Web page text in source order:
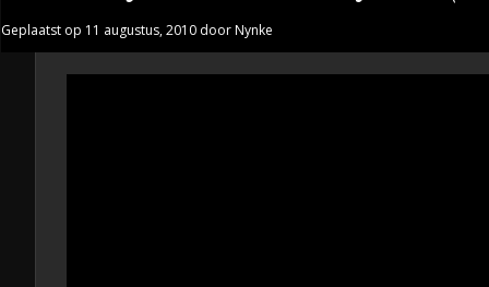
Geplaatst op 11 augustus, 2010 door Nynke